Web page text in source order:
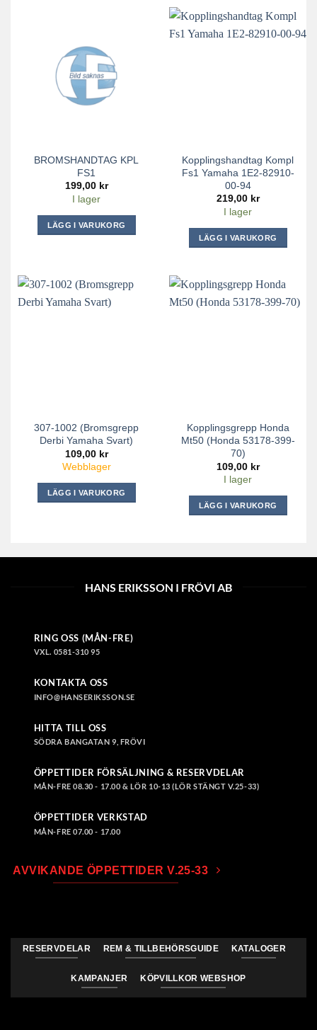
BROMSHANDTAG KPL
FS1
199,00 kr
I lager
LÄGG I VARUKORG
Kopplingshandtag Kompl
Fs1 Yamaha 1E2-82910-
00-94
219,00 kr
I lager
LÄGG I VARUKORG
307-1002 (Bromsgrepp
Derbi Yamaha Svart)
109,00 kr
Webblager
LÄGG I VARUKORG
Kopplingsgrepp Honda
Mt50 (Honda 53178-399-
70)
109,00 kr
I lager
LÄGG I VARUKORG
HANS ERIKSSON I FRÖVI AB
RING OSS (MÅN-FRE)
VXL. 0581-310 95
KONTAKTA OSS
INFO@HANSERIKSSON.SE
HITTA TILL OSS
SÖDRA BANGATAN 9, FRÖVI
ÖPPETTIDER FÖRSÄLJNING & RESERVDELAR
MÅN-FRE 08.30 - 17.00 & LÖR 10-13 (LÖR STÄNGT V.25-33)
ÖPPETTIDER VERKSTAD
MÅN-FRE 07.00 - 17.00
AVVIKANDE ÖPPETTIDER V.25-33
RESERVDELAR REM & TILLBEHÖRSGUIDE KATALOGER
KAMPANJER KÖPVILLKOR WEBSHOP